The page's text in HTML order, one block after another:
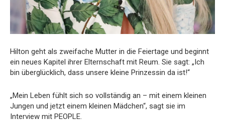
Hilton geht als zweifache Mutter in die Feiertage und beginnt
ein neues Kapitel ihrer Elternschaft mit Reum. Sie sagt: „Ich
bin überglücklich, dass unsere kleine Prinzessin da ist!“
„Mein Leben fühlt sich so vollständig an – mit einem kleinen
Jungen und jetzt einem kleinen Mädchen“, sagt sie im
Interview mit PEOPLE.